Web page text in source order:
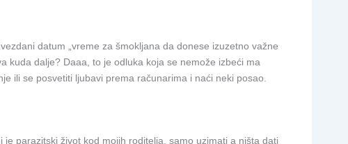
datum „vreme za šmokljana da donese izuzetno važne
kuda dalje? Daaa, to je odluka koja se nemože izbeći ma
ili se posvetiti ljubavi prema računarima i naći neki posao.
je parazitski život kod mojih roditelja, samo uzimati a ništa dati